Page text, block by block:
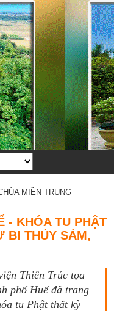
MIỀN TRUNG
- KHÓA TU PHẬT
BI THỦY SÁM,
Thiên Trúc tọa
phố Huế đã trang
tu Phật thất kỳ